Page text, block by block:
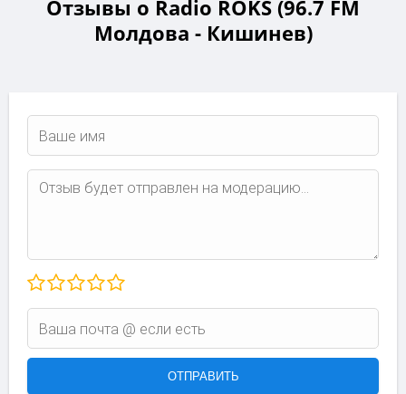
Отзывы о Radio ROKS (96.7 FM
Молдова - Кишинев)